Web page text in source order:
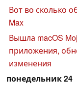
Вот во сколько
Max
Вышла macOS
приложения,
изменения
понедельник 24